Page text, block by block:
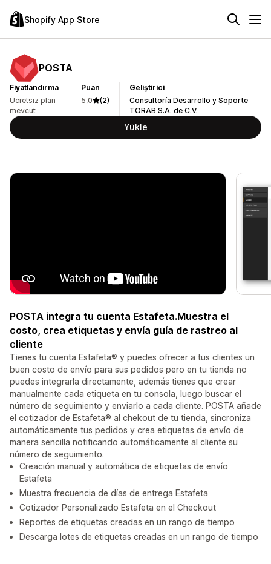
Shopify App Store
POSTA
Fiyatlandırma
Ücretsiz plan
mevcut
Puan
5,0
(2)
Geliştirici
Consultoría Desarrollo y Soporte
TORAB S.A. de C.V.
Yükle
POSTA integra tu cuenta Estafeta.Muestra el
costo, crea etiquetas y envía guía de rastreo al
cliente
Tienes tu cuenta Estafeta® y puedes ofrecer a tus clientes un
buen costo de envío para sus pedidos pero en tu tienda no
puedes integrarla directamente, además tienes que crear
manualmente cada etiqueta en tu consola, luego buscar el
número de seguimiento y enviarlo a cada cliente. POSTA añade
el cotizador de Estafeta® al chekout de tu tienda, sincroniza
automáticamente tus pedidos y crea etiquetas de envío de
manera sencilla notificando automáticamente al cliente su
número de seguimiento.
Creación manual y automática de etiquetas de envío
Estafeta
Muestra frecuencia de días de entrega Estafeta
Cotizador Personalizado Estafeta en el Checkout
Reportes de etiquetas creadas en un rango de tiempo
Descarga lotes de etiquetas creadas en un rango de tiempo